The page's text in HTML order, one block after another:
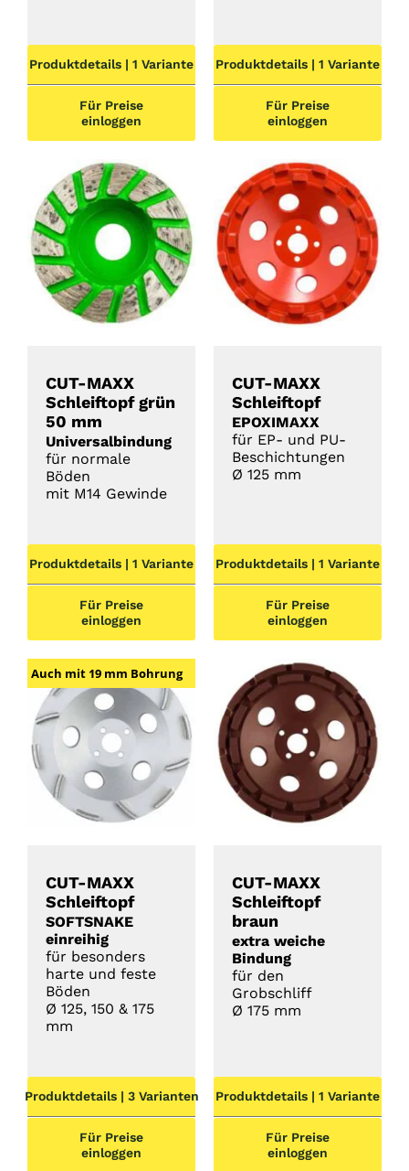
Produktdetails | 1 Variante
Für Preise
einloggen
Produktdetails | 1 Variante
Für Preise
einloggen
DETAILS
CUT-MAXX
Schleiftopf grün
50 mm
Universalbindung
für normale
Böden
mit M14 Gewinde
Produktdetails | 1 Variante
Für Preise
einloggen
DETAILS
CUT-MAXX
Schleiftopf
EPOXIMAXX
für EP- und PU-
Beschichtungen
Ø 125 mm
Produktdetails | 1 Variante
Für Preise
einloggen
Auch mit 19 mm Bohrung
DETAILS
CUT-MAXX
Schleiftopf
SOFTSNAKE
einreihig
für besonders
harte und feste
Böden
Ø 125, 150 & 175
mm
Produktdetails | 3 Varianten
Für Preise
einloggen
DETAILS
CUT-MAXX
Schleiftopf
braun
extra weiche
Bindung
für den
Grobschliff
Ø 175 mm
Produktdetails | 1 Variante
Für Preise
einloggen